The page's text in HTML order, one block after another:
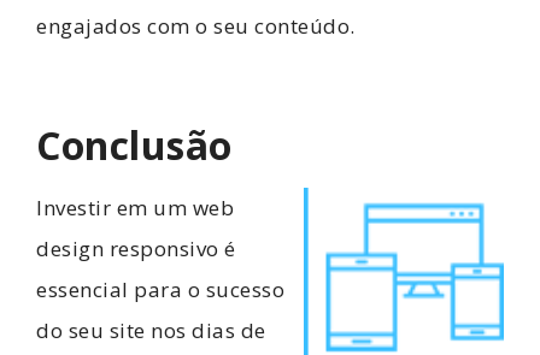
engajados com o seu conteúdo.
Conclusão
Investir em um web
design responsivo é
essencial para o sucesso
do seu site nos dias de